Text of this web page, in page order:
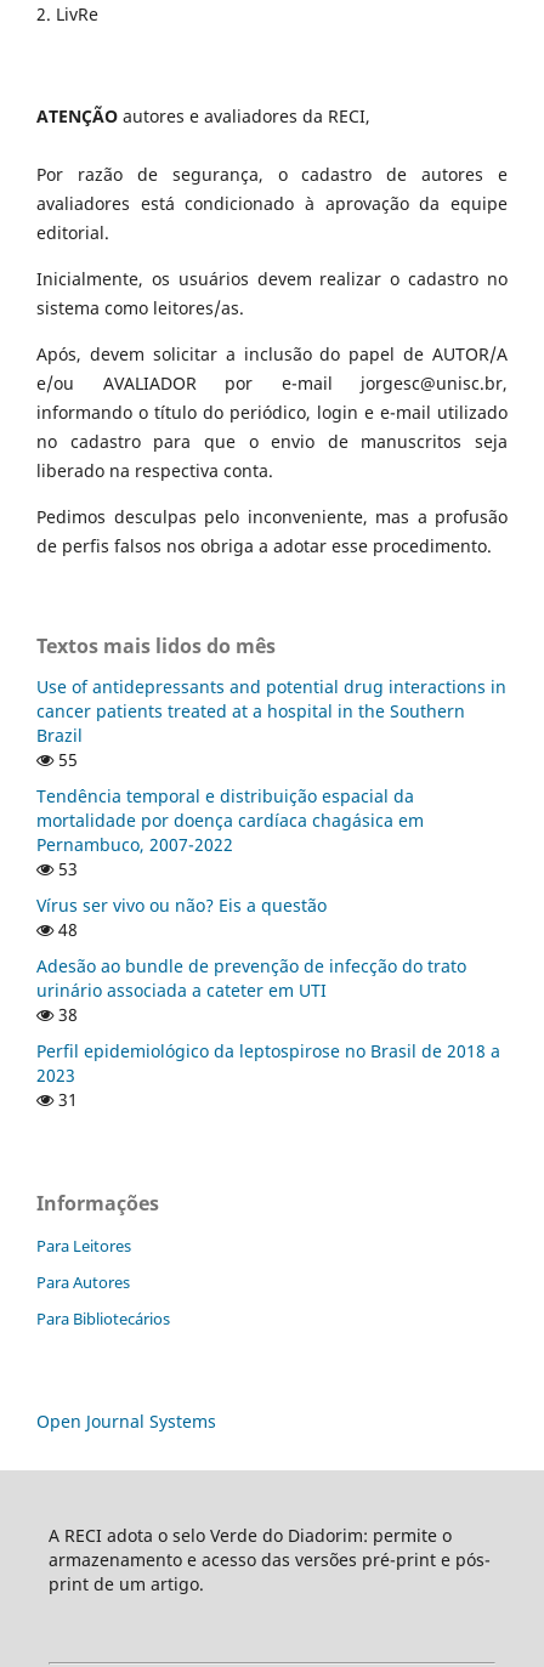
2. LivRe
ATENÇÃO autores e avaliadores da RECI,
Por razão de segurança, o cadastro de autores e
avaliadores está condicionado à aprovação da equipe
editorial.
Inicialmente, os usuários devem realizar o cadastro no
sistema como leitores/as.
Após, devem solicitar a inclusão do papel de AUTOR/A
e/ou AVALIADOR por e-mail jorgesc@unisc.br,
informando o título do periódico, login e e-mail utilizado
no cadastro para que o envio de manuscritos seja
liberado na respectiva conta.
Pedimos desculpas pelo inconveniente, mas a profusão
de perfis falsos nos obriga a adotar esse procedimento.
Textos mais lidos do mês
Use of antidepressants and potential drug interactions in
cancer patients treated at a hospital in the Southern
Brazil
55
Tendência temporal e distribuição espacial da
mortalidade por doença cardíaca chagásica em
Pernambuco, 2007-2022
53
Vírus ser vivo ou não? Eis a questão
48
Adesão ao bundle de prevenção de infecção do trato
urinário associada a cateter em UTI
38
Perfil epidemiológico da leptospirose no Brasil de 2018 a
2023
31
Informações
Para Leitores
Para Autores
Para Bibliotecários
Open Journal Systems
A RECI adota o selo Verde do Diadorim: permite o
armazenamento e acesso das versões pré-print e pós-
print de um artigo.